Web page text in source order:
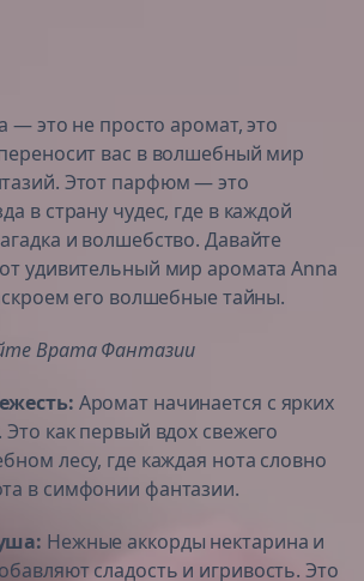
— это не просто аромат, это
вас в волшебный мир
Этот парфюм — это
в страну чудес, где в каждой
и волшебство. Давайте
удивительный мир аромата Anna
его волшебные тайны.
Врата Фантазии
Аромат начинается с ярких
Это как первый вдох свежего
лесу, где каждая нота словно
в симфонии фантазии.
Нежные аккорды нектарина и
сладость и игривость. Это